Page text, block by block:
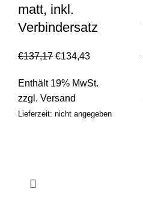
matt, inkl.
Verbindersatz
€137,17 €134,43
Enthält 19% MwSt.
zzgl. Versand
Lieferzeit: nicht angegeben